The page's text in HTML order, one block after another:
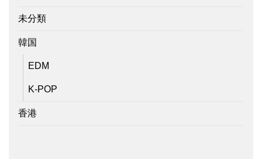
未分類
韓国
EDM
K-POP
香港